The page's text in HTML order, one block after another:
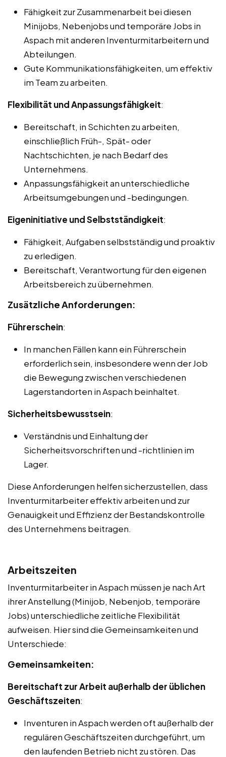
Fähigkeit zur Zusammenarbeit bei diesen
Minijobs, Nebenjobs und temporäre Jobs in
Aspach mit anderen Inventurmitarbeitern und
Abteilungen.
Gute Kommunikationsfähigkeiten, um effektiv
im Team zu arbeiten.
Flexibilität und Anpassungsfähigkeit:
Bereitschaft, in Schichten zu arbeiten,
einschließlich Früh-, Spät- oder
Nachtschichten, je nach Bedarf des
Unternehmens.
Anpassungsfähigkeit an unterschiedliche
Arbeitsumgebungen und -bedingungen.
Eigeninitiative und Selbstständigkeit:
Fähigkeit, Aufgaben selbstständig und proaktiv
zu erledigen.
Bereitschaft, Verantwortung für den eigenen
Arbeitsbereich zu übernehmen.
Zusätzliche Anforderungen:
Führerschein:
In manchen Fällen kann ein Führerschein
erforderlich sein, insbesondere wenn der Job
die Bewegung zwischen verschiedenen
Lagerstandorten in Aspach beinhaltet.
Sicherheitsbewusstsein:
Verständnis und Einhaltung der
Sicherheitsvorschriften und -richtlinien im
Lager.
Diese Anforderungen helfen sicherzustellen, dass
Inventurmitarbeiter effektiv arbeiten und zur
Genauigkeit und Effizienz der Bestandskontrolle
des Unternehmens beitragen.
Arbeitszeiten
Inventurmitarbeiter in Aspach müssen je nach Art
ihrer Anstellung (Minijob, Nebenjob, temporäre
Jobs) unterschiedliche zeitliche Flexibilität
aufweisen. Hier sind die Gemeinsamkeiten und
Unterschiede:
Gemeinsamkeiten:
Bereitschaft zur Arbeit außerhalb der üblichen
Geschäftszeiten:
Inventuren in Aspach werden oft außerhalb der
regulären Geschäftszeiten durchgeführt, um
den laufenden Betrieb nicht zu stören. Das